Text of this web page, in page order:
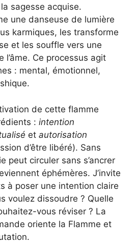
sagesse acquise.
une danseuse de lumière
karmiques, les transforme
et les souffle vers une
l’âme. Ce processus agit
: mental, émotionnel,
de cette flamme
: intention
et autorisation
d’être libéré). Sans
peut circuler sans s’ancrer
éphémères. J’invite
à poser une intention claire
voulez dissoudre ? Quelle
vous réviser ? La
oriente la Flamme et